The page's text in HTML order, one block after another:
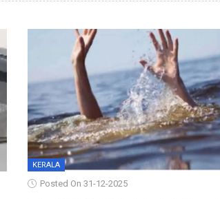
KERALA
Posted On 31-12-2025